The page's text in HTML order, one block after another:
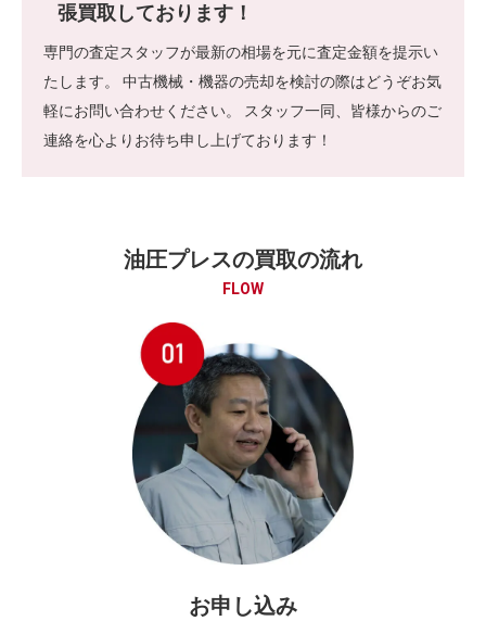
張買取しております！
専門の査定スタッフが最新の相場を元に査定金額を提示い
たします。 中古機械・機器の売却を検討の際はどうぞお気
軽にお問い合わせください。 スタッフ一同、皆様からのご
連絡を心よりお待ち申し上げております！
油圧プレスの買取の流れ
FLOW
お申し込み